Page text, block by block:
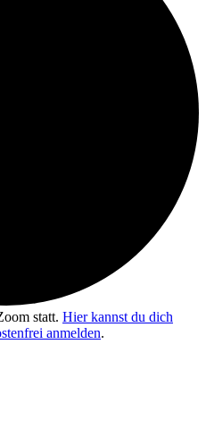
statt. Hier kannst du dich
anmelden.